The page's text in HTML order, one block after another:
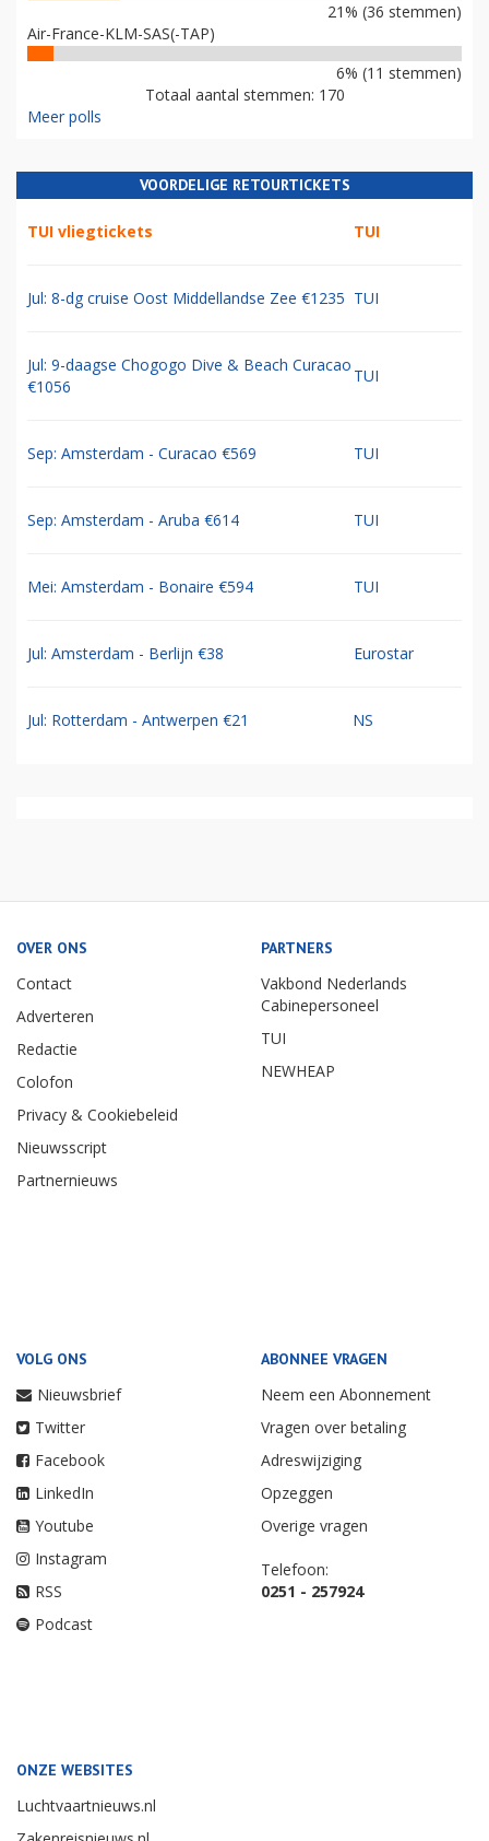
21% (36 stemmen)
Air-France-KLM-SAS(-TAP)
6% (11 stemmen)
Totaal aantal stemmen: 170
Meer polls
VOORDELIGE RETOURTICKETS
TUI vliegtickets TUI
Jul: 8-dg cruise Oost Middellandse Zee €1235 TUI
Jul: 9-daagse Chogogo Dive & Beach Curacao
€1056
TUI
Sep: Amsterdam - Curacao €569 TUI
Sep: Amsterdam - Aruba €614 TUI
Mei: Amsterdam - Bonaire €594 TUI
Jul: Amsterdam - Berlijn €38 Eurostar
Jul: Rotterdam - Antwerpen €21 NS
OVER ONS
Contact
Adverteren
Redactie
Colofon
Privacy & Cookiebeleid
Nieuwsscript
Partnernieuws
PARTNERS
Vakbond Nederlands
Cabinepersoneel
TUI
NEWHEAP
VOLG ONS
Nieuwsbrief
Twitter
Facebook
LinkedIn
Youtube
Instagram
RSS
Podcast
ABONNEE VRAGEN
Neem een Abonnement
Vragen over betaling
Adreswijziging
Opzeggen
Overige vragen
Telefoon:
0251 - 257924
ONZE WEBSITES
Luchtvaartnieuws.nl